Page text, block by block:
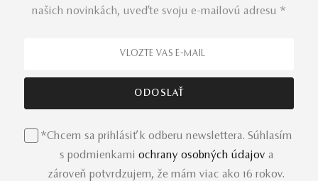
našich novinkách, uveďte svoju e-mailovú adresu *
*Chcem sa prihlásiť k odberu newslettera. Súhlasím
s podmienkami ochrany osobných údajov a
zároveň potvrdzujem, že mám viac ako 16 rokov.